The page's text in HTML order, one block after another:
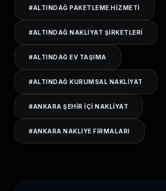
#ALTINDAĞ PAKETLEME HIZMETI
#ALTINDAĞ NAKLIYAT ŞIRKETLERI
#ALTINDAĞ EV TAŞIMA
#ALTINDAĞ KURUMSAL NAKLIYAT
#ANKARA ŞEHIR IÇI NAKLIYAT
#ANKARA NAKLIYE FIRMALARI